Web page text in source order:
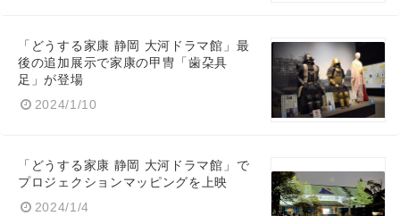
「どうする家康 静岡 大河ドラマ館」最
後の追加展示で家康の甲冑「歯朶具
足」が登場
2024/1/10
「どうする家康 静岡 大河ドラマ館」で
プロジェクションマッピングを上映
2024/1/4